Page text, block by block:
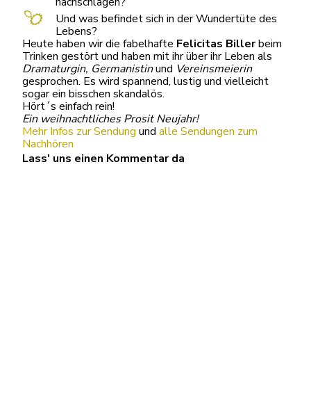
Und was befindet sich in der Wundertüte des
Lebens?
Heute haben wir die fabelhafte Felicitas Billerbeim
Trinken gestört und haben mit ihr über ihr Leben als
Dramaturgin, Germanistinund Vereinsmeierin
gesprochen. Es wird spannend, lustig und vielleicht
sogar ein bisschen skandalös.
Hört´s einfach rein!
Ein weihnachtliches Prosit Neujahr!
Mehr Infos zur Sendung und alle Sendungen zum
Nachhören
Lass' uns einen Kommentar da